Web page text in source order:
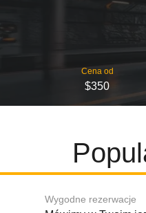
Cena od
$350
Wygodne rezerwacje